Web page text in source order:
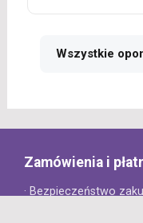
Wszystkie
Zamówienia i
· Bezpieczeństwo